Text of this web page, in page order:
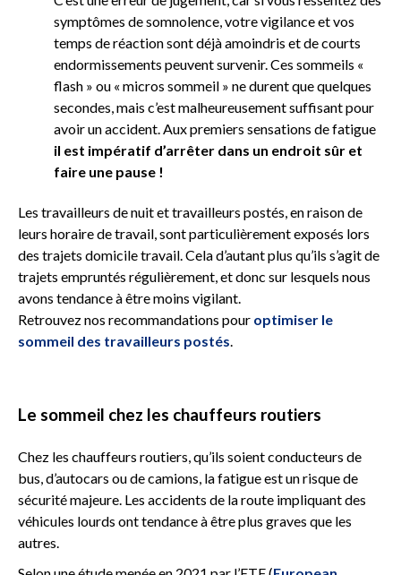
symptômes de somnolence, votre vigilance et vos
temps de réaction sont déjà amoindris et de courts
endormissements peuvent survenir. Ces sommeils «
flash » ou « micros sommeil » ne durent que quelques
secondes, mais c’est malheureusement suffisant pour
avoir un accident. Aux premiers sensations de fatigue
il est impératif d’arrêter dans un endroit sûr et
faire une pause !
Les travailleurs de nuit et travailleurs postés, en raison de
leurs horaire de travail, sont particulièrement exposés lors
des trajets domicile travail. Cela d’autant plus qu’ils s’agit de
trajets empruntés régulièrement, et donc sur lesquels nous
avons tendance à être moins vigilant.
Retrouvez nos recommandations pour optimiser le
sommeil des travailleurs postés.
Le sommeil chez les chauffeurs routiers
Chez les chauffeurs routiers, qu’ils soient conducteurs de
bus, d’autocars ou de camions, la fatigue est un risque de
sécurité majeure. Les accidents de la route impliquant des
véhicules lourds ont tendance à être plus graves que les
autres.